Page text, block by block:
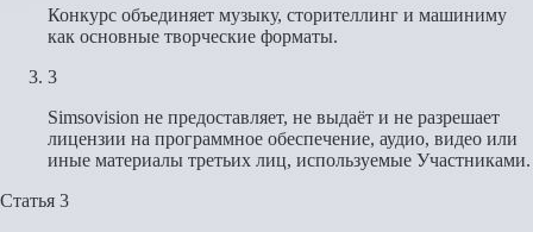
Конкурс объединяет музыку, сторителлинг и машиниму
как основные творческие форматы.
3
Simsovision не предоставляет, не выдаёт и не разрешает
лицензии на программное обеспечение, аудио, видео или
иные материалы третьих лиц, используемые Участниками.
Статья 3